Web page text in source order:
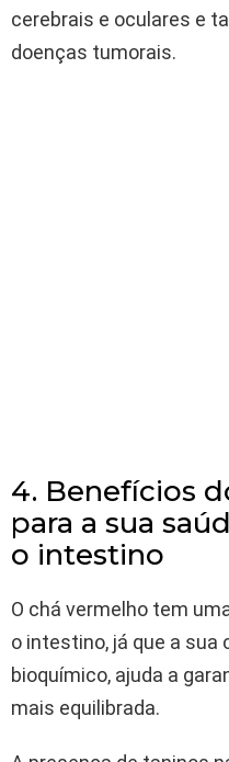
cerebrais e oculares e
doenças tumorais.
4. Benefícios
para a sua
o intestino
O chá vermelho tem
o intestino, já que a sua
bioquímico, ajuda a
mais equilibrada.